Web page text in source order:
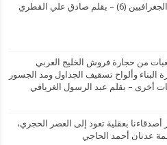
بقلم صادق علي القطري
من حجارة فروش الخليج العربي
البناء وألواح تسقيف الجداول ومد الجسور
أخرى – بقلم عبد الرسول الغريافي
أصدقاءنا بعقلية تعود إلى العصر الحجري،
عدنان أحمد الحاجي